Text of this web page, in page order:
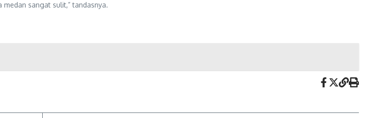
medan sangat sulit,” tandasnya.